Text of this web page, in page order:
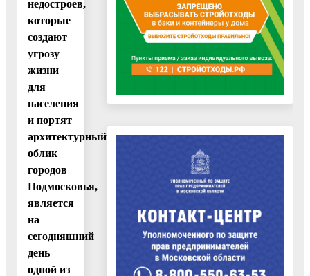
недостроев,
которые
создают
угрозу
жизни
для
населения
и портят
архитектурный
облик
городов
Подмосковья,
является
на
сегодняшний
день
одной из